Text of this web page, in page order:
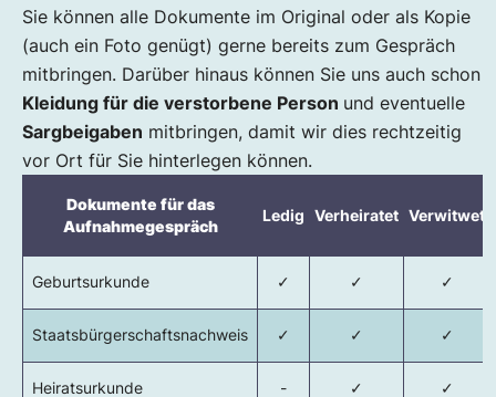
Sie können alle Dokumente im Original oder als Kopie
(auch ein Foto genügt) gerne bereits zum Gespräch
mitbringen. Darüber hinaus können Sie uns auch schon
Kleidung für die verstorbene Person und eventuelle
Sargbeigaben mitbringen, damit wir dies rechtzeitig
vor Ort für Sie hinterlegen können.
Dokumente für das
Aufnahmegespräch
Ledig Verheiratet Verwitwet
Geburtsurkunde ✓ ✓ ✓
Staatsbürgerschaftsnachweis ✓ ✓ ✓
Heiratsurkunde - ✓ ✓